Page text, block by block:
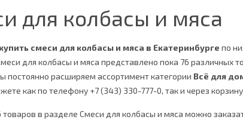
для колбасы и мяса
купить смеси для колбасы и мяса в Екатеринбурге по
для колбасы и мяса представлено пока 76 различных
постоянно расширяем ассортимент категории Всё для
как по телефону +7 (343) 330-777-0, так и через
товаров в разделе Смеси для колбасы и мяса можно